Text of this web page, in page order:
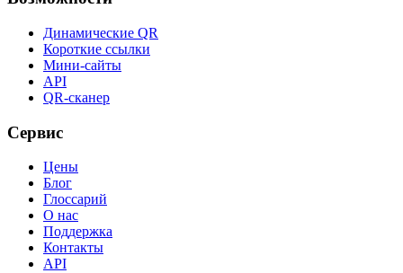
Динамические QR
Короткие ссылки
Мини-сайты
API
QR-сканер
Сервис
Цены
Блог
Глоссарий
О нас
Поддержка
Контакты
API